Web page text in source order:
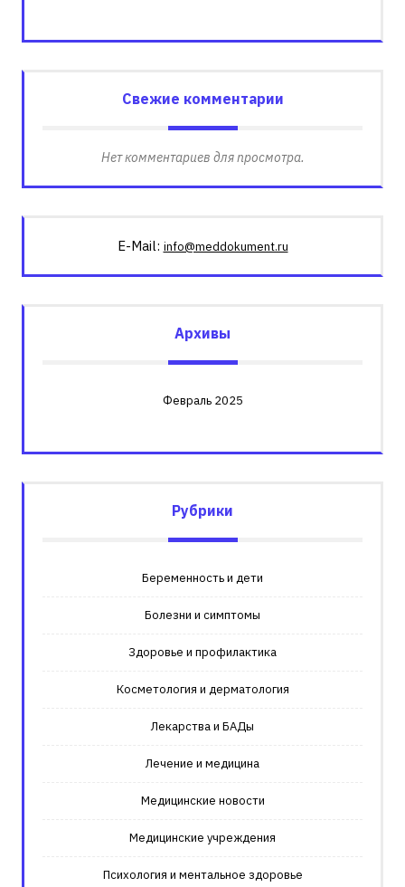
Свежие комментарии
Нет комментариев для просмотра.
E-Mail: info@meddokument.ru
Архивы
Февраль 2025
Рубрики
Беременность и дети
Болезни и симптомы
Здоровье и профилактика
Косметология и дерматология
Лекарства и БАДы
Лечение и медицина
Медицинские новости
Медицинские учреждения
Психология и ментальное здоровье